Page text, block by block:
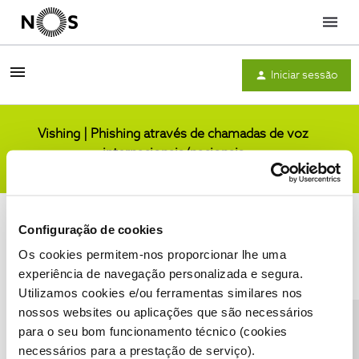
Configuração de cookies
Os cookies permitem-nos proporcionar lhe uma
experiência de navegação personalizada e segura.
Utilizamos cookies e/ou ferramentas similares nos
nossos websites ou aplicações que são necessários
para o seu bom funcionamento técnico (cookies
necessários para a prestação de serviço).
Menu
Iniciar sessão
Vishing | Phishing através de chamadas de voz
internacionais/nacionais
Condições do Fórum NOS Accessibility statement